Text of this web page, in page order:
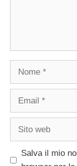
Nome
Email
Sito
Salva il mio